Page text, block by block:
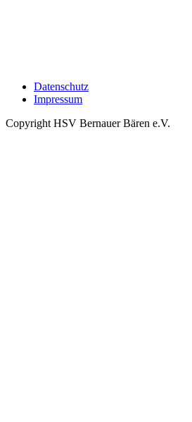
Datenschutz
Impressum
Copyright HSV Bernauer Bären e.V.